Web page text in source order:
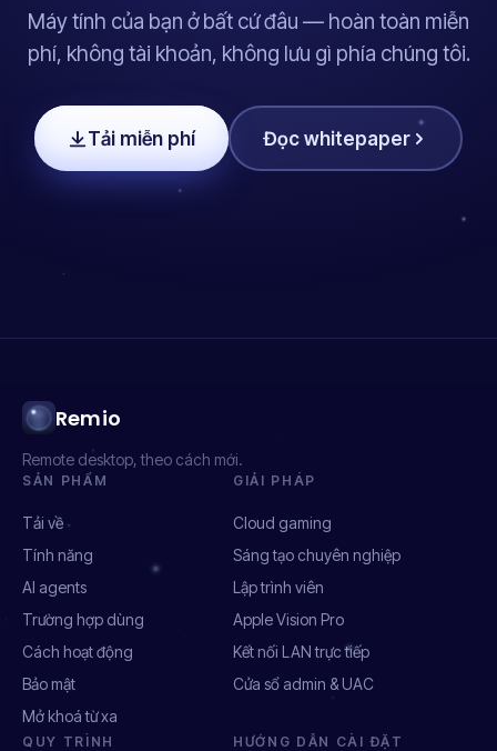
Máy tính của bạn ở bất cứ đâu — hoàn toàn miễn
phí, không tài khoản, không lưu gì phía chúng tôi.
Tải miễn phí Đọc whitepaper
Remio
Remote desktop, theo cách mới.
SẢN PHẨM
Tải về
Tính năng
AI agents
Trường hợp dùng
Cách hoạt động
Bảo mật
Mở khoá từ xa
GIẢI PHÁP
Cloud gaming
Sáng tạo chuyên nghiệp
Lập trình viên
Apple Vision Pro
Kết nối LAN trực tiếp
Cửa sổ admin & UAC
QUY TRÌNH HƯỚNG DẪN CÀI ĐẶT